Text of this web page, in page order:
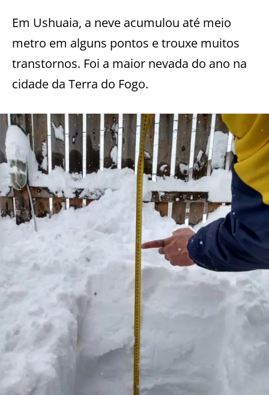
Em Ushuaia, a neve acumulou até meio
metro em alguns pontos e trouxe muitos
transtornos. Foi a maior nevada do ano na
cidade da Terra do Fogo.